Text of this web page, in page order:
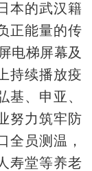
本的武汉籍
正能量的传
电梯屏幕及
持续播放疫
基、申亚、
努力筑牢防
全员测温，
寿堂等养老